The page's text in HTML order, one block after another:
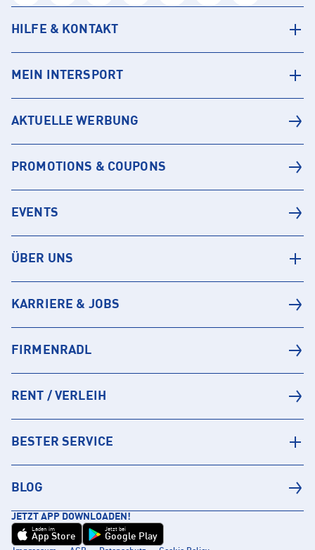
HILFE & KONTAKT
MEIN INTERSPORT
AKTUELLE WERBUNG
PROMOTIONS & COUPONS
EVENTS
ÜBER UNS
KARRIERE & JOBS
FIRMENRADL
RENT / VERLEIH
BESTER SERVICE
BLOG
JETZT APP DOWNLOADEN!
Laden im
App Store
Jetzt bei
Google Play